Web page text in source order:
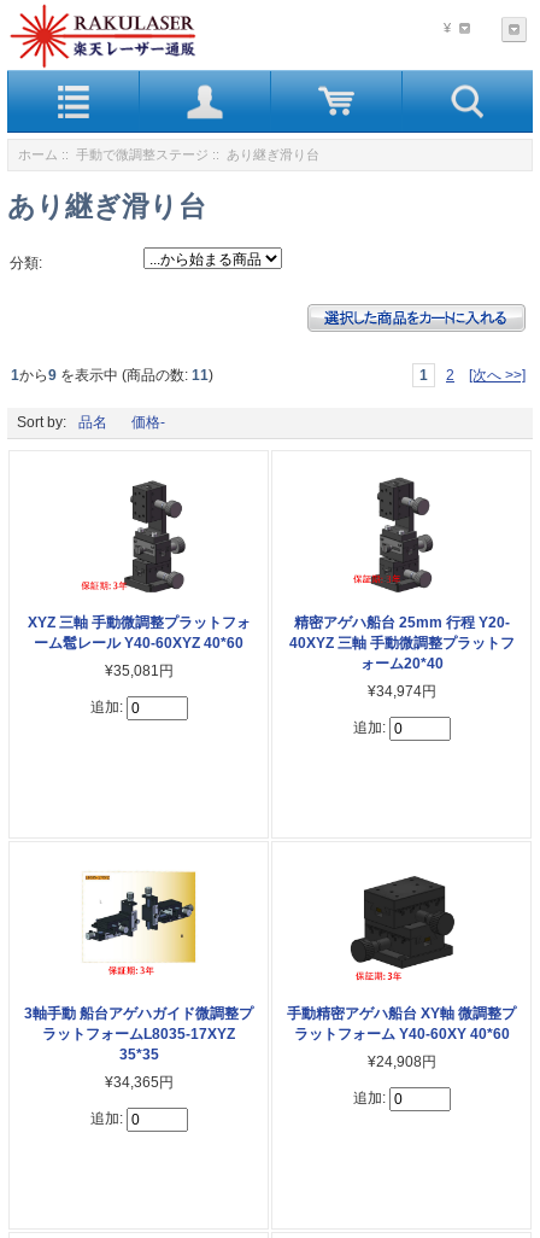
¥
ホーム :: 手動で微調整ステージ :: あり継ぎ滑り台
あり継ぎ滑り台
分類:
1から9 を表示中 (商品の数: 11) 1 2 [次へ >>]
Sort by: 品名 価格-
XYZ 三軸 手動微調整プラットフォ
ーム髱レール Y40-60XYZ 40*60
¥35,081円
追加:
精密アゲハ船台 25mm 行程 Y20-
40XYZ 三軸 手動微調整プラットフ
ォーム20*40
¥34,974円
追加:
3軸手動 船台アゲハガイド微調整プ
ラットフォームL8035-17XYZ
35*35
¥34,365円
追加:
手動精密アゲハ船台 XY軸 微調整プ
ラットフォーム Y40-60XY 40*60
¥24,908円
追加: